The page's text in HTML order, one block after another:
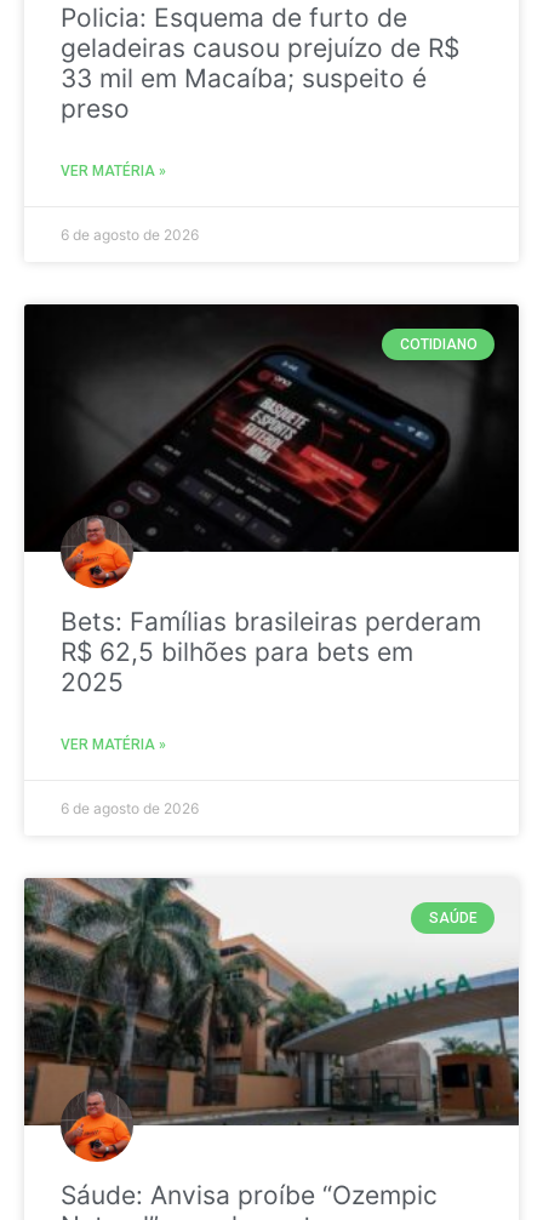
Policia: Esquema de furto de
geladeiras causou prejuízo de R$
33 mil em Macaíba; suspeito é
preso
VER MATÉRIA »
6 de agosto de 2026
COTIDIANO
Bets: Famílias brasileiras perderam
R$ 62,5 bilhões para bets em
2025
VER MATÉRIA »
6 de agosto de 2026
SAÚDE
Sáude: Anvisa proíbe “Ozempic